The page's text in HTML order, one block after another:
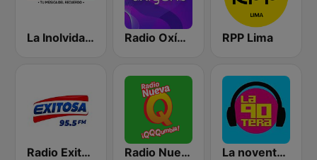
La Inolvidable Radio Oxígeno RPP Lima
Radio Exitosa Radio Nueva Q La noventera